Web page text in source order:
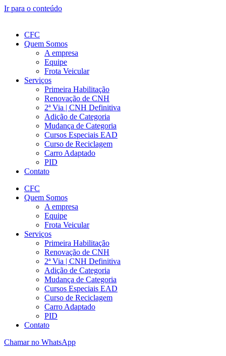
Ir para o conteúdo
CFC
Quem Somos
A empresa
Equipe
Frota Veicular
Serviços
Primeira Habilitação
Renovação de CNH
2ª Via | CNH Definitiva
Adição de Categoria
Mudança de Categoria
Cursos Especiais EAD
Curso de Reciclagem
Carro Adaptado
PID
Contato
CFC
Quem Somos
A empresa
Equipe
Frota Veicular
Serviços
Primeira Habilitação
Renovação de CNH
2ª Via | CNH Definitiva
Adição de Categoria
Mudança de Categoria
Cursos Especiais EAD
Curso de Reciclagem
Carro Adaptado
PID
Contato
Chamar no WhatsApp